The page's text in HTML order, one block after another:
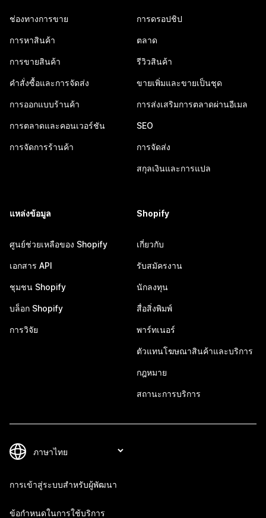
ช่องทางการขาย
การหาสินค้า
การขายสินค้า
คำสั่งซื้อและการจัดส่ง
การออกแบบร้านค้า
การตลาดและคอนเวอร์ชัน
การจัดการร้านค้า
การดรอปชิป
ตลาด
รีวิวสินค้า
ขายเพิ่มและขายเป็นชุด
การส่งเสริมการตลาดผ่านอีเมล
SEO
การจัดส่ง
สกุลเงินและการแปล
แหล่งข้อมูล
ศูนย์ช่วยเหลือของ Shopify
เอกสาร API
ชุมชน Shopify
บล็อก Shopify
การวิจัย
Shopify
เกี่ยวกับ
รับสมัครงาน
นักลงทุน
สื่อสิ่งพิมพ์
พาร์ทเนอร์
ตัวแทนโฆษณาสินค้าและบริการ
กฎหมาย
สถานะการบริการ
การเข้าสู่ระบบสำหรับผู้พัฒนา
ข้อกำหนดในการใช้บริการ